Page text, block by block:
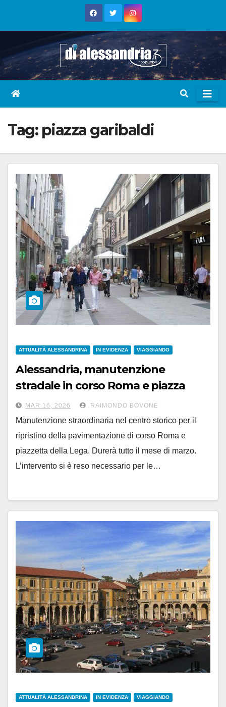
Tag: piazza garibaldi
ATTUALITÀ ALESSANDRINA IN EVIDENZA VIAGGIANDO
Alessandria, manutenzione
stradale in corso Roma e piazza
Garibaldi fra marzo e aprile
MAR 16, 2026 RAIMONDO BOVONE
Manutenzione straordinaria nel centro storico per il
ripristino della pavimentazione di corso Roma e
piazzetta della Lega. Durerà tutto il mese di marzo.
L’intervento si è reso necessario per le…
ATTUALITÀ ALESSANDRINA IN EVIDENZA VIAGGIANDO